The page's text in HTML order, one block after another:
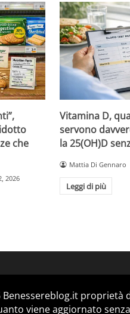
che
2026
Vitamina D,
servono
la 25(OH)D
Mattia Di Gennaro
Leggi di più
proprietà
viene aggiornato